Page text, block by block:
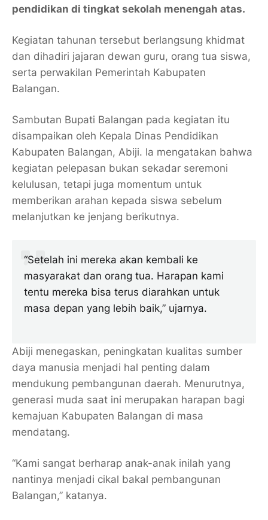
pendidikan di tingkat sekolah menengah atas.
Kegiatan tahunan tersebut berlangsung khidmat
dan dihadiri jajaran dewan guru, orang tua siswa,
serta perwakilan Pemerintah Kabupaten
Balangan.
Sambutan Bupati Balangan pada kegiatan itu
disampaikan oleh Kepala Dinas Pendidikan
Kabupaten Balangan, Abiji. Ia mengatakan bahwa
kegiatan pelepasan bukan sekadar seremoni
kelulusan, tetapi juga momentum untuk
memberikan arahan kepada siswa sebelum
melanjutkan ke jenjang berikutnya.
“Setelah ini mereka akan kembali ke
masyarakat dan orang tua. Harapan kami
tentu mereka bisa terus diarahkan untuk
masa depan yang lebih baik,” ujarnya.
Abiji menegaskan, peningkatan kualitas sumber
daya manusia menjadi hal penting dalam
mendukung pembangunan daerah. Menurutnya,
generasi muda saat ini merupakan harapan bagi
kemajuan Kabupaten Balangan di masa
mendatang.
“Kami sangat berharap anak-anak inilah yang
nantinya menjadi cikal bakal pembangunan
Balangan,” katanya.